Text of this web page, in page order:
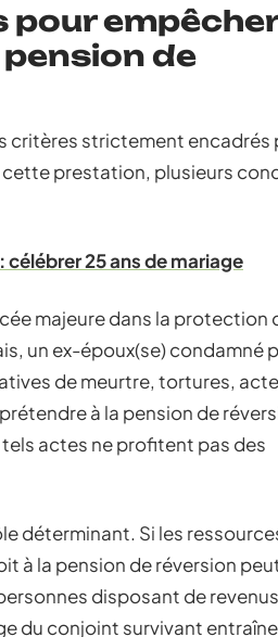
empêcher
de
critères strictement encadrés
prestation, plusieurs
25 ans de mariage
majeure dans la protection
un ex-époux(se) condamné
de meurtre, tortures,
à la pension de
actes ne profitent pas des
déterminant. Si les
à la pension de réversion
disposant de revenus
du conjoint survivant entraîne